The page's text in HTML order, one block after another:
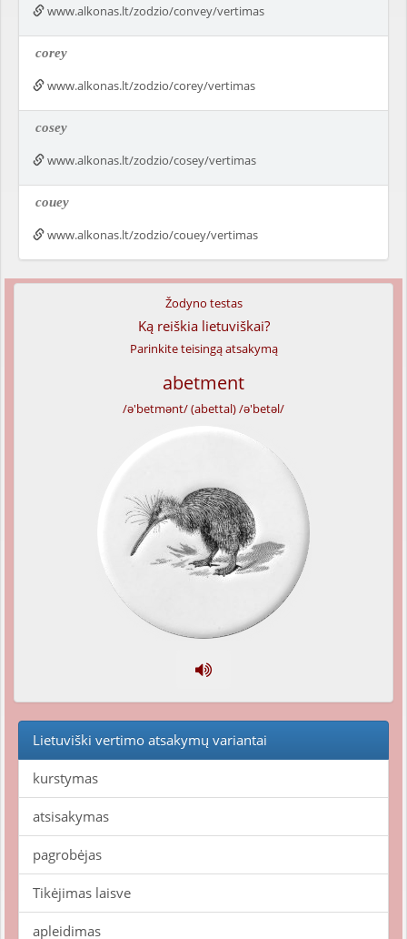
www.alkonas.lt/zodzio/convey/vertimas
corey
www.alkonas.lt/zodzio/corey/vertimas
cosey
www.alkonas.lt/zodzio/cosey/vertimas
couey
www.alkonas.lt/zodzio/couey/vertimas
Žodyno testas
Ką reiškia lietuviškai?
Parinkite teisingą atsakymą
abetment
/ə'betmənt/ (abettal) /ə'betəl/
Lietuviški vertimo atsakymų variantai
kurstymas
atsisakymas
pagrobėjas
Tikėjimas laisve
apleidimas